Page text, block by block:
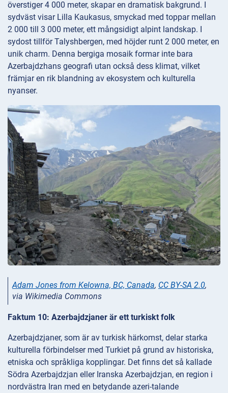
överstiger 4 000 meter, skapar en dramatisk bakgrund. I
sydväst visar Lilla Kaukasus, smyckad med toppar mellan
2 000 till 3 000 meter, ett mångsidigt alpint landskap. I
sydost tillför Talyshbergen, med höjder runt 2 000 meter, en
unik charm. Denna bergiga mosaik formar inte bara
Azerbajdzhans geografi utan också dess klimat, vilket
främjar en rik blandning av ekosystem och kulturella
nyanser.
Adam Jones from Kelowna, BC, Canada, CC BY-SA 2.0,
via Wikimedia Commons
Faktum 10: Azerbajdzjaner är ett turkiskt folk
Azerbajdzjaner, som är av turkisk härkomst, delar starka
kulturella förbindelser med Turkiet på grund av historiska,
etniska och språkliga kopplingar. Det finns det så kallade
Södra Azerbajdzjan eller Iranska Azerbajdzjan, en region i
nordvästra Iran med en betydande azeri-talande